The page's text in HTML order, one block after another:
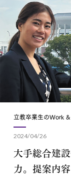
立教卒業生のWork
2024/04/26
大手総合建
力。提案内